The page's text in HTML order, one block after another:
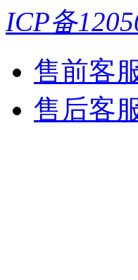
ICP备
售前客
售后客